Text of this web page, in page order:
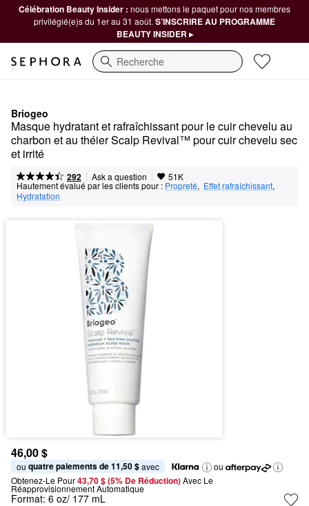
Célébration Beauty Insider : nous mettons le paquet pour nos membres
privilégié(e)s du 1er au 31 août. S’INSCRIRE AU PROGRAMME
BEAUTY INSIDER ▸
Recherche
Briogeo
Masque hydratant et rafraîchissant pour le cuir chevelu au
charbon et au théier Scalp Revival™ pour cuir chevelu sec
et irrité
292 | Ask a question | 51K
Hautement évalué par les clients pour : Propreté, Effet rafraîchissant,
Hydratation
46,00 $
ou quatre paiements de 11,50 $ avec
ou
Obtenez-Le Pour43,70 $ (5% De Réduction) Avec Le
Réapprovisionnement Automatique
Format: 6 oz/ 177 mL